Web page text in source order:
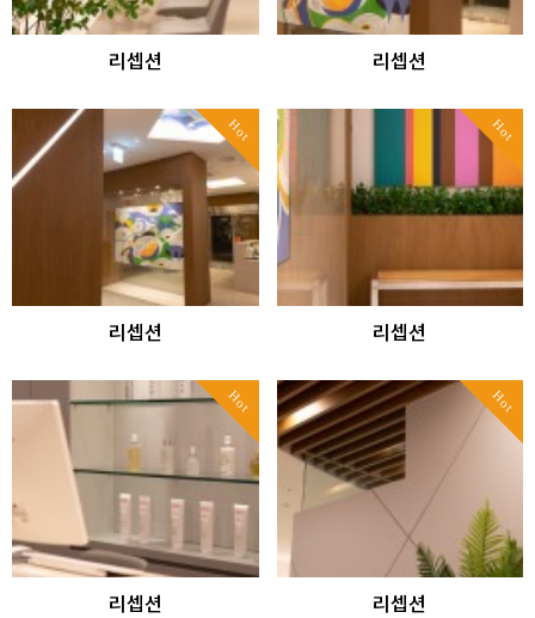
리셉션 리셉션
Hot
리셉션
Hot
리셉션
Hot
리셉션
Hot
리셉션